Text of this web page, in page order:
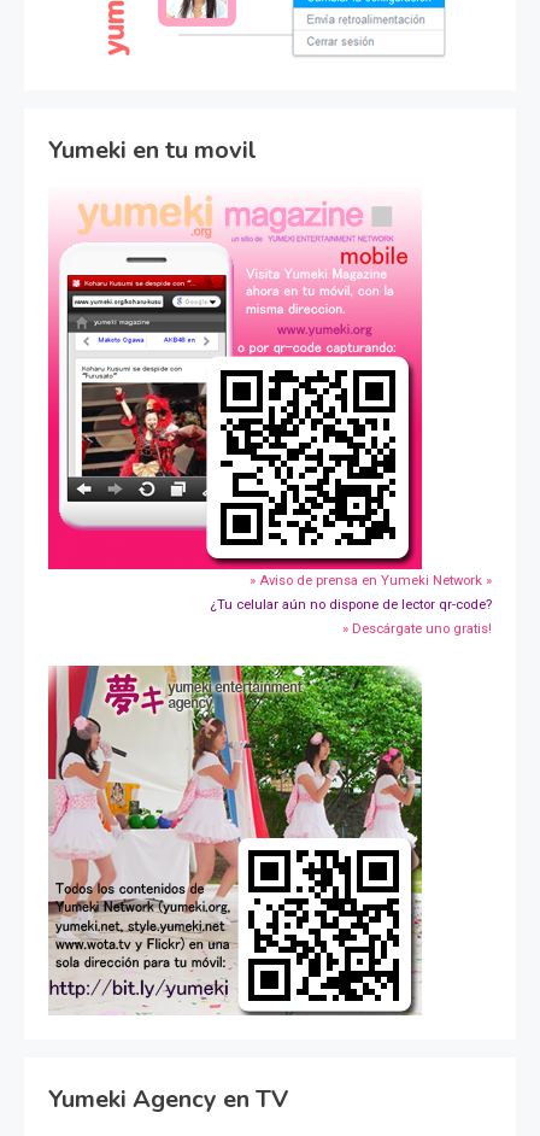
Yumeki en tu movil
» Aviso de prensa en Yumeki Network »
¿Tu celular aún no dispone de lector qr-code?
» Descárgate uno gratis!
Yumeki Agency en TV